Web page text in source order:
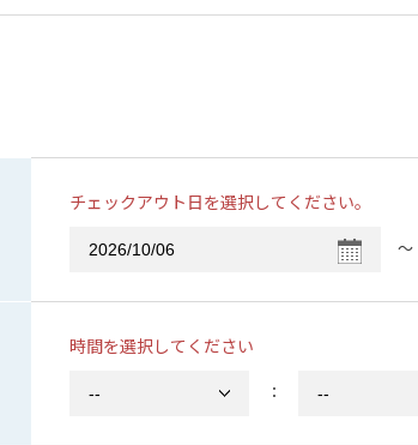
チェックアウト日を選択してください。
〜
時間を選択してください
：